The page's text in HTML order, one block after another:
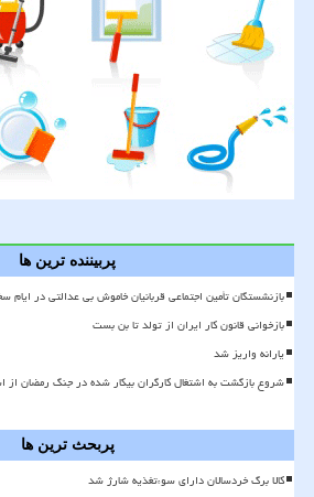
پربیننده ترین ها
بازنشستگان تأمین اجتماعی قربانیان خاموش بی عدالتی در
بازخوانی قانون کار ایران از تولد تا بن بست
یارانه واریز شد
شروع بازگشت به اشتغال کارگران بیکار شده در جنگ رمضان از
پربحث ترین ها
کالا برگ خردسالان دارای سوءتغذیه شارژ شد